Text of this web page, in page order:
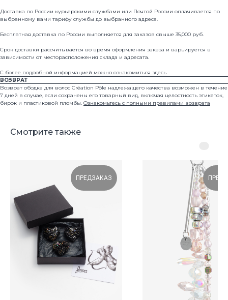
Доставка по России курьерскими службами или Почтой России оплачивается по
выбранному вами тарифу службы до выбранного адреса.
Бесплатная доставка по России выполняется для заказов свыше 35,000 руб.
Срок доставки рассчитывается во время оформления заказа и варьируется в
зависимости от месторасположения склада и адресата.
С более подробной информацией можно ознакомиться здесь
ВОЗВРАТ
Возврат ободка для волос Création Pôle надлежащего качества возможен в течение
7 дней в случае, если сохранены его товарный вид, включая целостность этикеток,
бирок и пластиковой пломбы. Ознакомьтесь с полными правилами возврата
Смотрите также
ПРЕДЗАКАЗ
Каталог
О бренде
Арт-объекты
Ленинградский проспект 47 стр. 1
hello@creationpole.com
Нажимая на кнопку, вы соглашаетесь на обработку
персональных данных
Где купить
Оплата и доставка
Условия возврата